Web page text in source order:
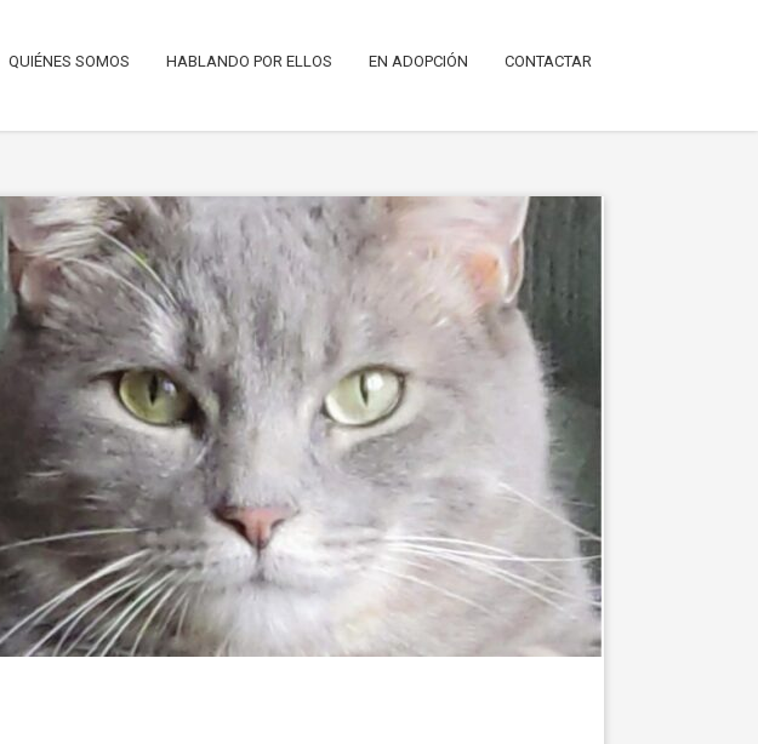
QUIÉNES SOMOS HABLANDO POR ELLOS EN ADOPCIÓN CONTACTAR